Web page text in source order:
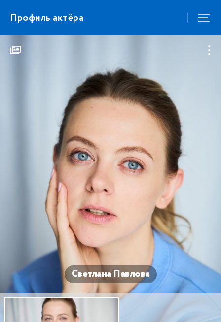
Профиль актёра
Светлана Павлова